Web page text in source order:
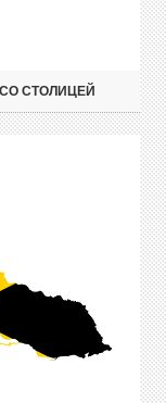
СТОЛИЦЕЙ